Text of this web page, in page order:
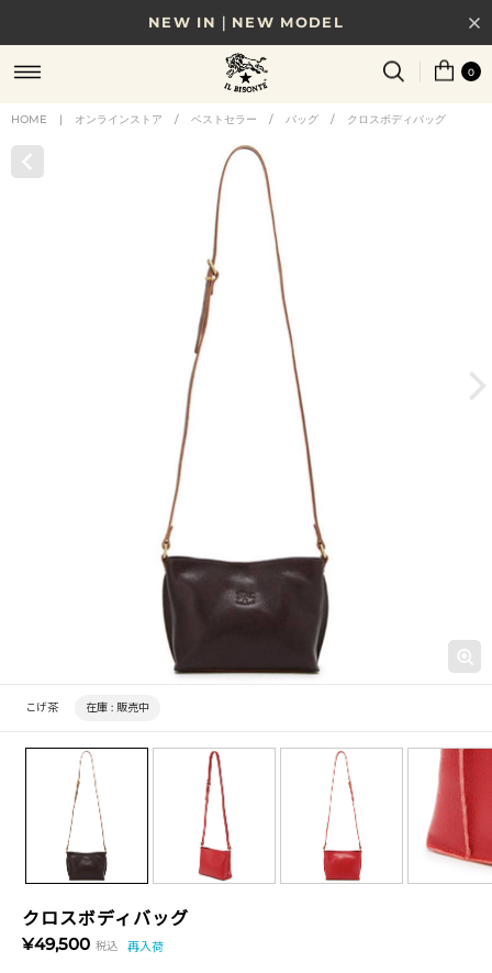
NEW IN｜NEW MODEL
8/17(月)10時まで｜税込11,000円以上で送料無料
贈る相手やシーンから選べる、新しいギフトガイド
NEW IN｜COLOR LEATHER
0
HOME | オンラインストア / ベストセラー / バッグ / クロスボディバッグ
クロスボディバッグ
¥49,500 税込 再入荷
こげ茶 在庫 : 販売中